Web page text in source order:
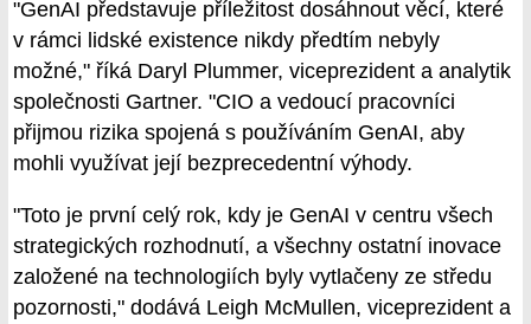
"GenAI představuje příležitost dosáhnout věcí, které
v rámci lidské existence nikdy předtím nebyly
možné," říká Daryl Plummer, viceprezident a analytik
společnosti Gartner. "CIO a vedoucí pracovníci
přijmou rizika spojená s používáním GenAI, aby
mohli využívat její bezprecedentní výhody.
"Toto je první celý rok, kdy je GenAI v centru všech
strategických rozhodnutí, a všechny ostatní inovace
založené na technologiích byly vytlačeny ze středu
pozornosti," dodává Leigh McMullen, viceprezident a